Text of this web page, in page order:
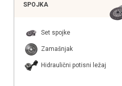
SPOJKA
Set spojke
Zamašnjak
Hidraulični potisni ležaj